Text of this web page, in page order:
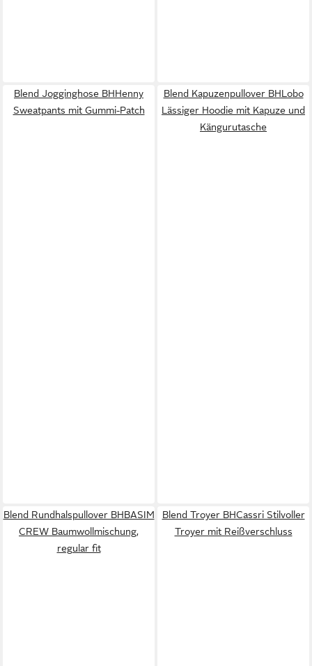
Blend Jogginghose BHHenny
Sweatpants mit Gummi-Patch
Blend Kapuzenpullover BHLobo
Lässiger Hoodie mit Kapuze und
Kängurutasche
Blend Rundhalspullover BHBASIM
CREW Baumwollmischung,
regular fit
Blend Troyer BHCassri Stilvoller
Troyer mit Reißverschluss